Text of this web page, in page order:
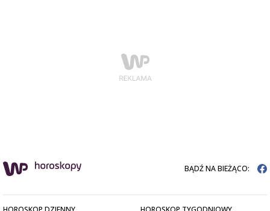
BĄDŹ NA BIEŻĄCO: